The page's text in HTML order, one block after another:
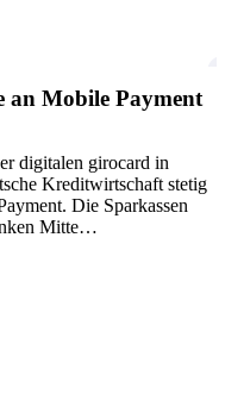
an Mobile Payment
digitalen girocard in
Kreditwirtschaft stetig
Die Sparkassen
Mitte…